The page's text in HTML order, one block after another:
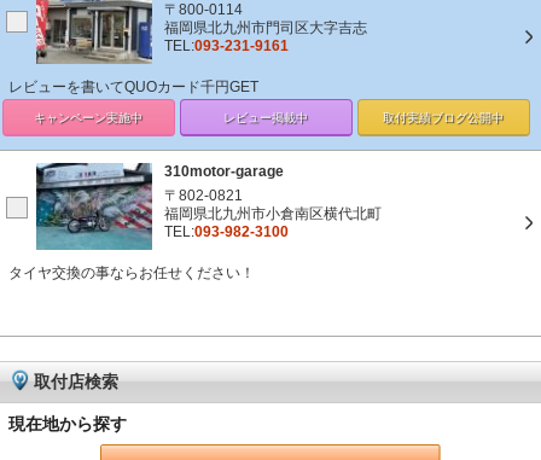
〒800-0114
福岡県北九州市門司区大字吉志
TEL:093-231-9161
レビューを書いてQUOカード千円GET
キャンペーン実施中 レビュー掲載中 取付実績ブログ公開中
310motor-garage
〒802-0821
福岡県北九州市小倉南区横代北町
TEL:093-982-3100
タイヤ交換の事ならお任せください！
取付店検索
現在地から探す